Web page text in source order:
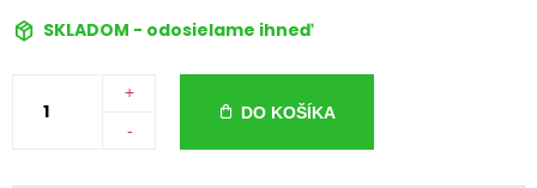
SKLADOM - odosielame ihneď
+
-
DO KOŠÍKA